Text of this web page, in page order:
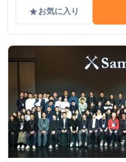
gradeお気に入り